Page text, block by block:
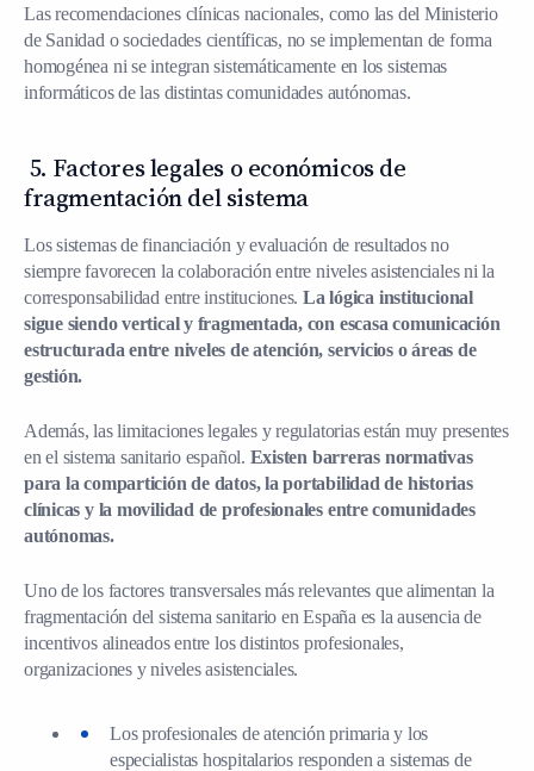
Las recomendaciones clínicas nacionales, como las del Ministerio
de Sanidad o sociedades científicas, no se implementan de forma
homogénea ni se integran sistemáticamente en los sistemas
informáticos de las distintas comunidades autónomas.
5. Factores legales o económicos de
fragmentación del sistema
Los sistemas de financiación y evaluación de resultados no
siempre favorecen la colaboración entre niveles asistenciales ni la
corresponsabilidad entre instituciones. La lógica institucional
sigue siendo vertical y fragmentada, con escasa comunicación
estructurada entre niveles de atención, servicios o áreas de
gestión.
Además, las limitaciones legales y regulatorias están muy presentes
en el sistema sanitario español. Existen barreras normativas
para la compartición de datos, la portabilidad de historias
clínicas y la movilidad de profesionales entre comunidades
autónomas.
Uno de los factores transversales más relevantes que alimentan la
fragmentación del sistema sanitario en España es la ausencia de
incentivos alineados entre los distintos profesionales,
organizaciones y niveles asistenciales.
Los profesionales de atención primaria y los
especialistas hospitalarios responden a sistemas de